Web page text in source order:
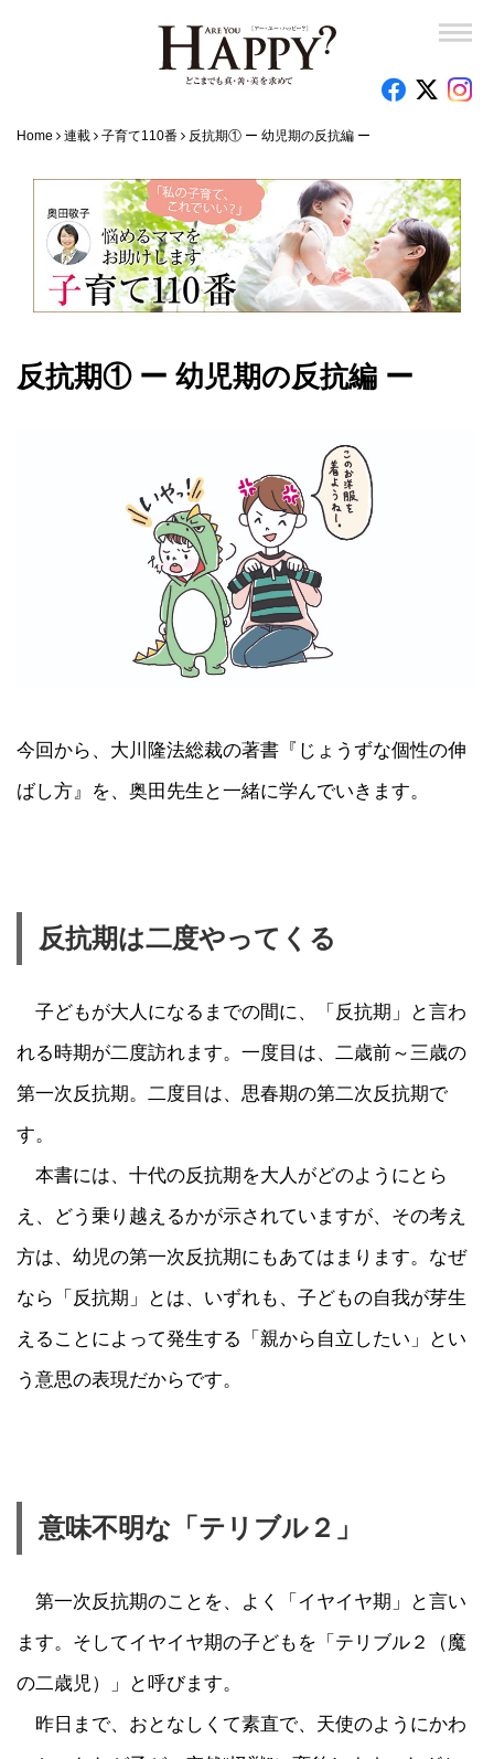
Home 連載 子育て110番 反抗期① ー 幼児期の反抗編 ー
反抗期① ー 幼児期の反抗編 ー
今回から、大川隆法総裁の著書『じょうずな個性の伸
ばし方』を、奥田先生と一緒に学んでいきます。
反抗期は二度やってくる
子どもが大人になるまでの間に、「反抗期」と言わ
れる時期が二度訪れます。一度目は、二歳前～三歳の
第一次反抗期。二度目は、思春期の第二次反抗期で
す。
本書には、十代の反抗期を大人がどのようにとら
え、どう乗り越えるかが示されていますが、その考え
方は、幼児の第一次反抗期にもあてはまります。なぜ
なら「反抗期」とは、いずれも、子どもの自我が芽生
えることによって発生する「親から自立したい」とい
う意思の表現だからです。
意味不明な「テリブル２」
第一次反抗期のことを、よく「イヤイヤ期」と言い
ます。そしてイヤイヤ期の子どもを「テリブル２（魔
の二歳児）」と呼びます。
昨日まで、おとなしくて素直で、天使のようにかわ